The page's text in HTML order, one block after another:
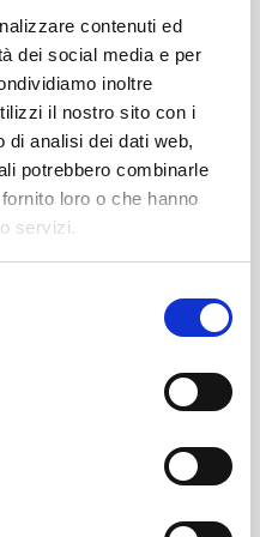
contenuti ed
dei social media e per
inoltre
il nostro sito con i
di analisi dei dati web,
potrebbero combinarle
loro o che hanno
servizi.
artista associata del
2024, durante il quale
messa in scena al far°
Lugano, DAS
Culturelles all’EPFL.